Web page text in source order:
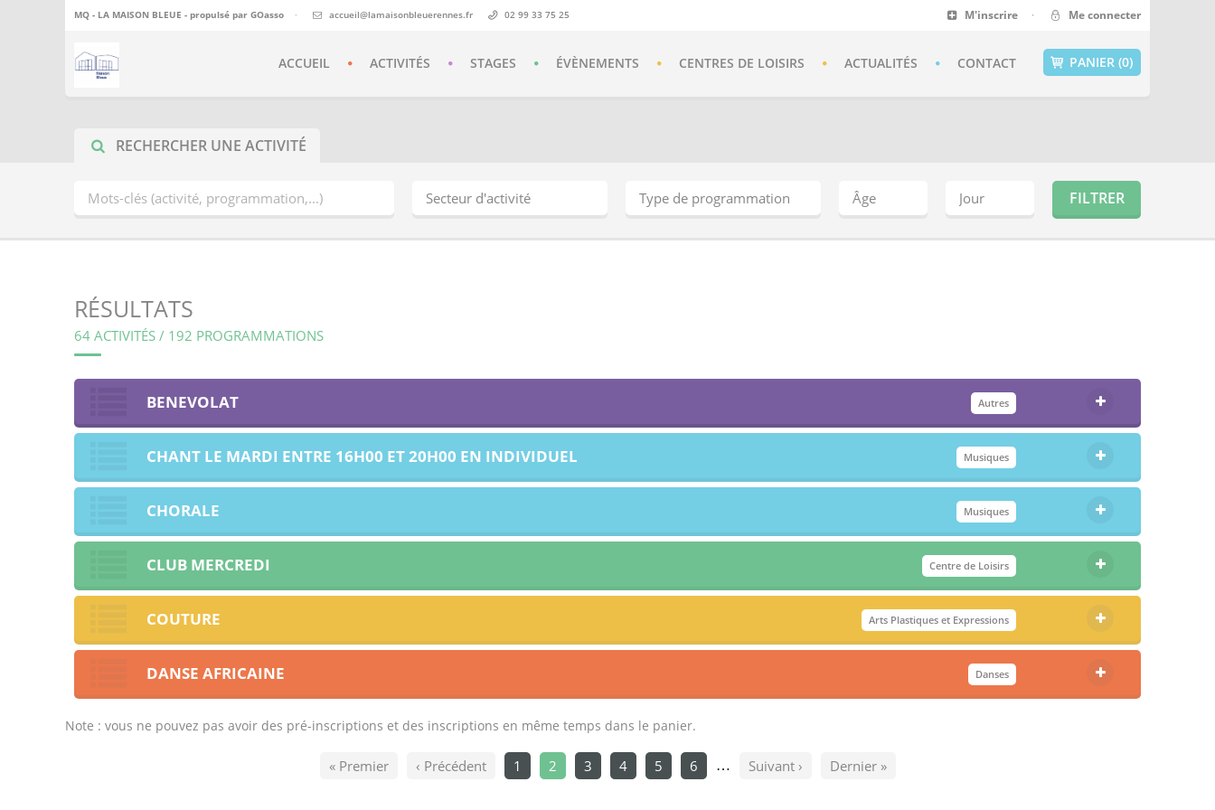
MQ - LA MAISON BLEUE - propulsé par GOasso · accueil@lamaisonbleuerennes.fr 02 99 33 75 25 M'inscrire · Me connecter
PANIER (0)
ACCUEIL ACTIVITÉS STAGES ÉVÈNEMENTS CENTRES DE LOISIRS ACTUALITÉS CONTACT
RECHERCHER UNE ACTIVITÉ
RÉSULTATS
64 ACTIVITÉS / 192 PROGRAMMATIONS
BENEVOLAT Autres
CHANT LE MARDI ENTRE 16H00 ET 20H00 EN INDIVIDUEL Musiques
CHORALE Musiques
CLUB MERCREDI Centre de Loisirs
COUTURE Arts Plastiques et Expressions
DANSE AFRICAINE Danses
Note : vous ne pouvez pas avoir des pré-inscriptions et des inscriptions en même temps dans le panier.
« Premier ‹ Précédent 1 2 3 4 5 6 … Suivant › Dernier »